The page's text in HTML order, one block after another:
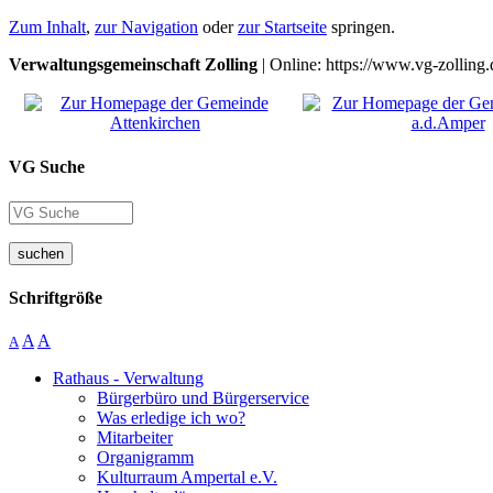
Zum Inhalt, zur Navigation oderzur Startseite springen.
Verwaltungsgemeinschaft Zolling | Online: https://www.vg-
VG Suche
suchen
Schriftgröße
A A A
Rathaus - Verwaltung
Bürgerbüro und Bürgerservice
Was erledige ich wo?
Mitarbeiter
Organigramm
Kulturraum Ampertal e.V.